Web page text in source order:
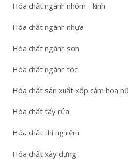
Hóa chất ngành nhôm - kính
Hóa chất ngành nhựa
Hóa chất ngành sơn
Hóa chất ngành tóc
Hóa chất sản xuất xốp cắm hoa
Hóa chất tẩy rửa
Hóa chất thí nghiệm
Hóa chất xây dựng